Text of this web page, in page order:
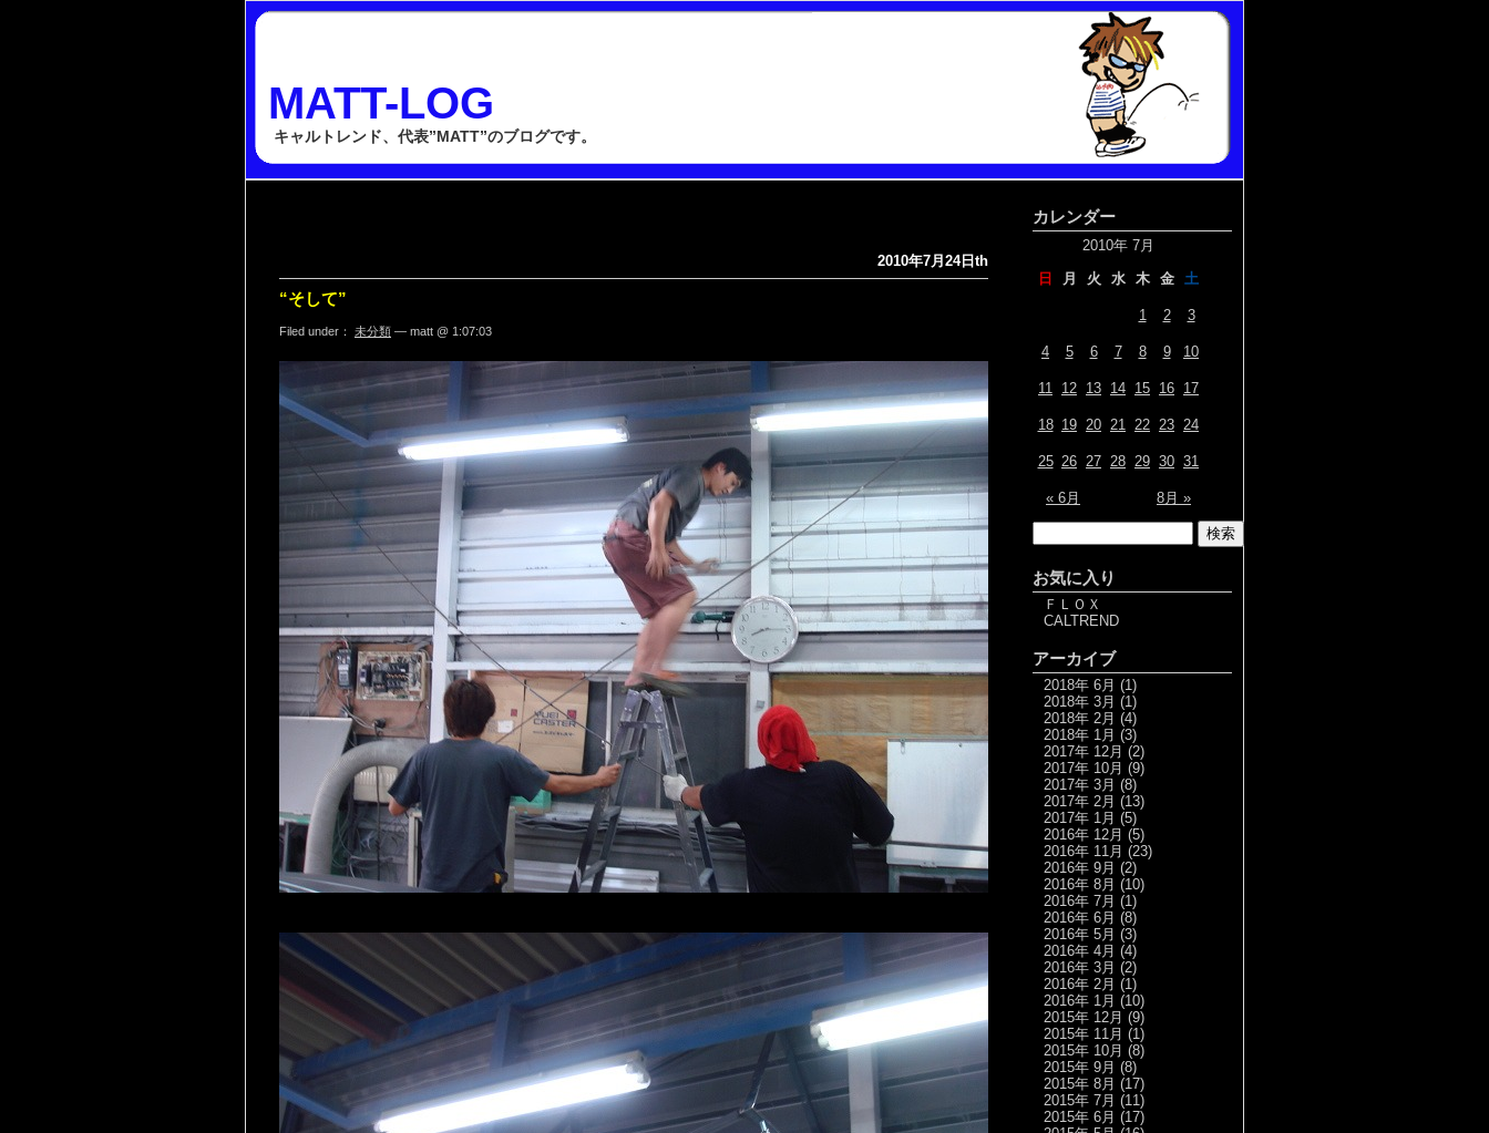
MATT-LOG
キャルトレンド、代表”MATT”のブログです。
2010年7月24日th
“そして”
Filed under： 未分類 — matt @ 1:07:03
カレンダー
2010年 7月
日
月 火 水 木 金 土
« 6月 8月 »
1 2 3
4 5 6 7 8 9 10
11 12 13 14 15 16 17
18 19 20 21 22 23 24
25 26 27 28 29 30 31
お気に入り
ＦＬＯＸ
CALTREND
アーカイブ
2018年 6月 (1)
2018年 3月 (1)
2018年 2月 (4)
2018年 1月 (3)
2017年 12月 (2)
2017年 10月 (9)
2017年 3月 (8)
2017年 2月 (13)
2017年 1月 (5)
2016年 12月 (5)
2016年 11月 (23)
2016年 9月 (2)
2016年 8月 (10)
2016年 7月 (1)
2016年 6月 (8)
2016年 5月 (3)
2016年 4月 (4)
2016年 3月 (2)
2016年 2月 (1)
2016年 1月 (10)
2015年 12月 (9)
2015年 11月 (1)
2015年 10月 (8)
2015年 9月 (8)
2015年 8月 (17)
2015年 7月 (11)
2015年 6月 (17)